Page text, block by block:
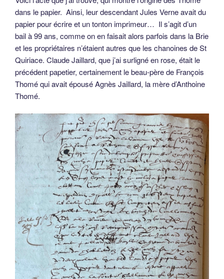
dans le papier. Ainsi, leur descendant Jules Verne avait du
papier pour écrire et un tonton imprimeur… Il s’agit d’un
bail à 99 ans, comme on en faisait alors parfois dans la Brie
et les propriétaires n’étaient autres que les chanoines de St
Quiriace. Claude Jaillard, que j’ai surligné en rose, était le
précédent papetier, certainement le beau-père de François
Thomé qui avait épousé Agnès Jaillard, la mère d’Anthoine
Thomé.